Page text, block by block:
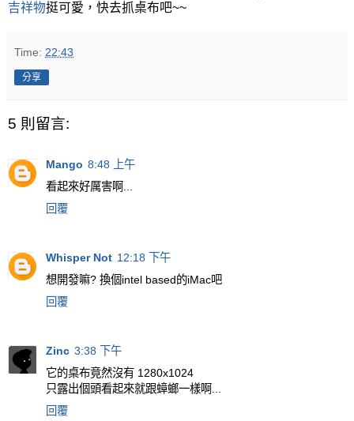
吉祥物挺可愛，快去抓桌布吧~~
Time: 22:43
分享
5 則留言:
Mango 8:48 上午
看起來好厲害啊...
回覆
Whisper Not 12:18 下午
想開發嘛? 換個intel based的iMac吧
回覆
Zinc 3:38 下午
它的桌布竟然沒有 1280x1024
只露出個頭看起來就跟蟑螂一樣啊...
回覆